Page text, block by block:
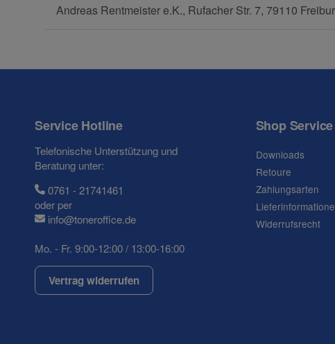
Frage zum Artikel
(* = Pflichtfelder)
Andreas Rentmeister e.K., Rufacher Str. 7, 79110
Service Hotline
Telefonische Unterstützung und
Beratung unter:
0761 - 21741461
oder per
info@toneroffice.de
Mo. - Fr. 9:00-12:00 / 13:00-16:00
Vertrag widerrufen
Shop Service
Downloads
Retoure
Zahlungsarten
Widerrufsrecht